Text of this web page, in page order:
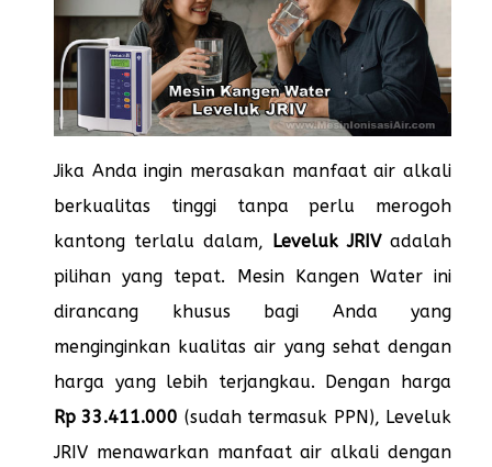
Jika Anda ingin merasakan manfaat air alkali
berkualitas tinggi tanpa perlu merogoh
kantong terlalu dalam,
Leveluk JRIVadalah
pilihan yang tepat. Mesin Kangen Water ini
dirancang khusus bagi Anda yang
menginginkan kualitas air yang sehat dengan
harga yang lebih terjangkau. Dengan harga
Rp 33.411.000 (sudah termasuk PPN), Leveluk
JRIV menawarkan manfaat air alkali dengan